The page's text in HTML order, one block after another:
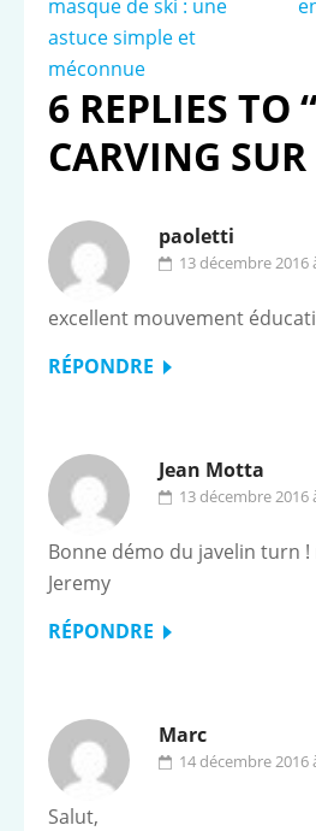
de
l’article
masque de ski : une
astuce simple et
méconnue
6 REPLIES TO
CARVING
paoletti
13 décembre 2016
excellent mouvement
RÉPONDRE
Jean Motta
13 décembre 2016
Bonne démo du javelin turn !
Jeremy
RÉPONDRE
Marc
14 décembre 2016
Salut,